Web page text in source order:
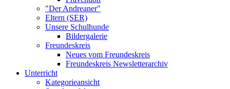
"Der Andreaner"
Eltern (SER)
Unsere Schulhunde
Bildergalerie
Freundeskreis
Neues vom Freundeskreis
Freundeskreis Newsletterarchiv
Unterricht
Kategorieansicht